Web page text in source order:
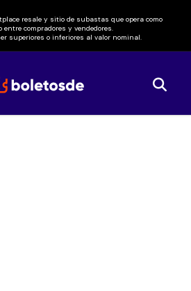
resale y sitio de subastas que opera como
entre compradores y vendedores.
superiores o inferiores al valor nominal.